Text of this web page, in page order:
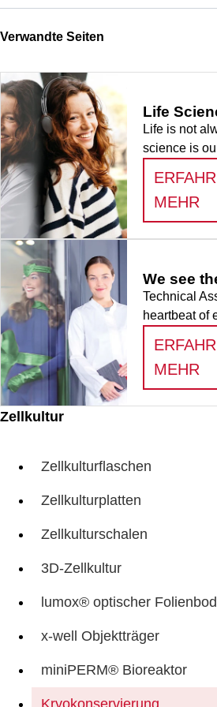
Zellkultur
Zellkulturflaschen
Zellkulturplatten
Zellkulturschalen
3D-Zellkultur
lumox® optischer
x-well Objektträger
miniPERM® Bioreaktor
Kryokonservierung
Verwandte Seiten
Life
Life is not
science is
MEHR
We see
Technical
heartbeat of
MEHR